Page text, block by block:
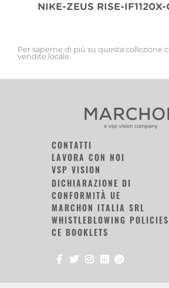
NIKE-ZEUS RISE-
Per saperne di più su questa collezione
vendite locale.
CONTATTI
LAVORA CON NOI
VSP VISION
DICHIARAZIONE DI
CONFORMITÀ UE
MARCHON ITALIA SRL
WHISTLEBLOWING POLICIES
CE BOOKLETS